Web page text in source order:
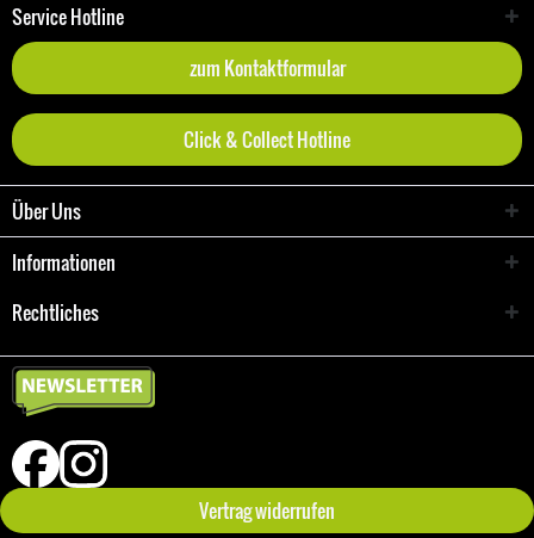
Service Hotline
zum Kontaktformular
Click & Collect Hotline
Über Uns
Informationen
Rechtliches
Vertrag widerrufen